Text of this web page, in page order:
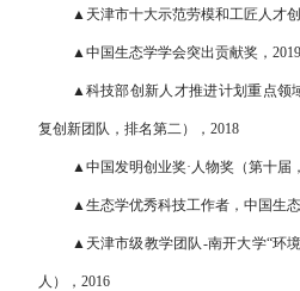
▲天津市十大示范劳模和工匠人才
▲中国生态学学会突出贡献奖，2019
▲科技部创新人才推进计划重点领
复创新团队，排名第二），2018
▲中国发明创业奖·人物奖（第十届
▲生态学优秀科技工作者，中国生
▲天津市级教学团队-南开大学“环
人），2016